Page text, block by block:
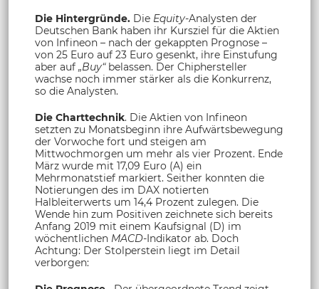
Die Hintergründe. Die Equity-Analysten der
Deutschen Bank haben ihr Kursziel für die Aktien
von Infineon – nach der gekappten Prognose –
von 25 Euro auf 23 Euro gesenkt, ihre Einstufung
aber auf „Buy“belassen. Der Chiphersteller
wachse noch immer stärker als die Konkurrenz,
so die Analysten.
Die Charttechnik. Die Aktien von Infineon
setzten zu Monatsbeginn ihre Aufwärtsbewegung
der Vorwoche fort und steigen am
Mittwochmorgen um mehr als vier Prozent. Ende
März wurde mit 17,09 Euro (A) ein
Mehrmonatstief markiert. Seither konnten die
Notierungen des im DAX notierten
Halbleiterwerts um 14,4 Prozent zulegen. Die
Wende hin zum Positiven zeichnete sich bereits
Anfang 2019 mit einem Kaufsignal (D) im
wöchentlichen MACD-Indikator ab. Doch
Achtung: Der Stolperstein liegt im Detail
verborgen: